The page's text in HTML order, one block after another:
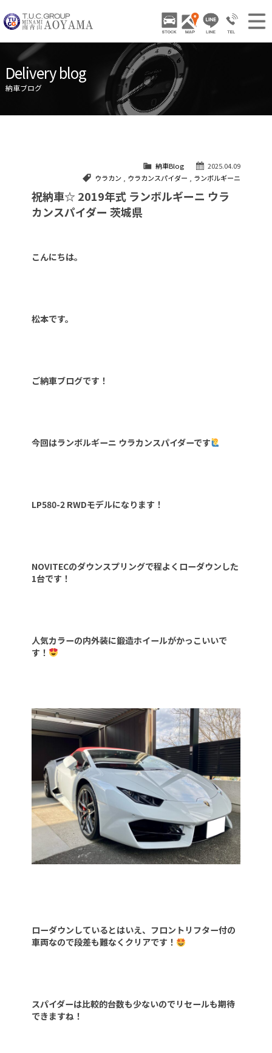
TUCグループ 南青山
STOCK ACCESS LINE 03-
NEWS INFO / ニュース
STOCK CAR LIST / 在庫車両情報
GALLERY / 販売車両ギャラリー
TRADE IN / 買取査定
Delivery blog
納車ブログ
2025.04.09
納車Blog
ウラカン, ウラカンスパイダー ランボルギーニ
祝納車☆ 2019年式 ランボルギーニ ウラ
カンスパイダー 茨城県
こんにちは。
松本です。
ご納車ブログです！
今回はランボルギーニ ウラカンスパイダーです
LP580-2 RWDモデルになります！
NOVITECのダウンスプリングで程よくローダウンした
1台です！
人気カラーの内外装に鍛造ホイールがかっこいいで
す！
ローダウンしているとはいえ、フロントリフター付の
車両なので段差も難なくクリアです！
スパイダーは比較的台数も少ないのでリセールも期待
できますね！